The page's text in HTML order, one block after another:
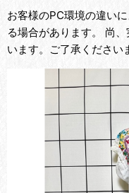
お客様のPC環境の違い
る場合があります。 尚
います。ご了承ください